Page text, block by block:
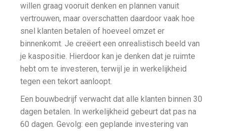
willen graag vooruit denken en plannen vanuit
vertrouwen, maar overschatten daardoor vaak hoe
snel klanten betalen of hoeveel omzet er
binnenkomt. Je creëert een onrealistisch beeld van
je kaspositie. Hierdoor kan je denken dat je ruimte
hebt om te investeren, terwijl je in werkelijkheid
tegen een tekort aanloopt.
Een bouwbedrijf verwacht dat alle klanten binnen 30
dagen betalen. In werkelijkheid gebeurt dat pas na
60 dagen. Gevolg: een geplande investering van